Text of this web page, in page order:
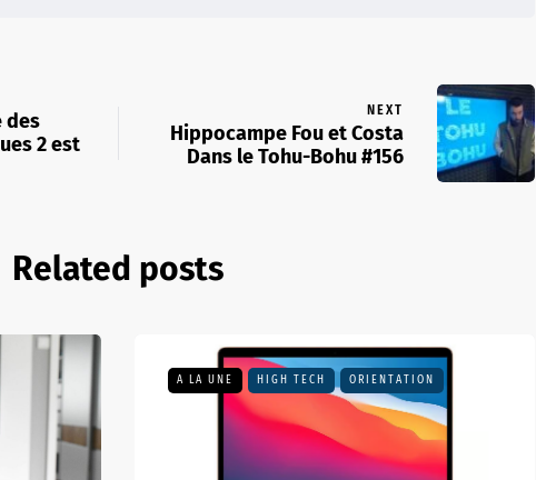
des
2 est
NEXT
Hippocampe Fou et Costa
Dans le Tohu-Bohu #156
Related posts
A LA UNE HIGH TECH ORIENTATION